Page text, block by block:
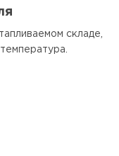
складе,